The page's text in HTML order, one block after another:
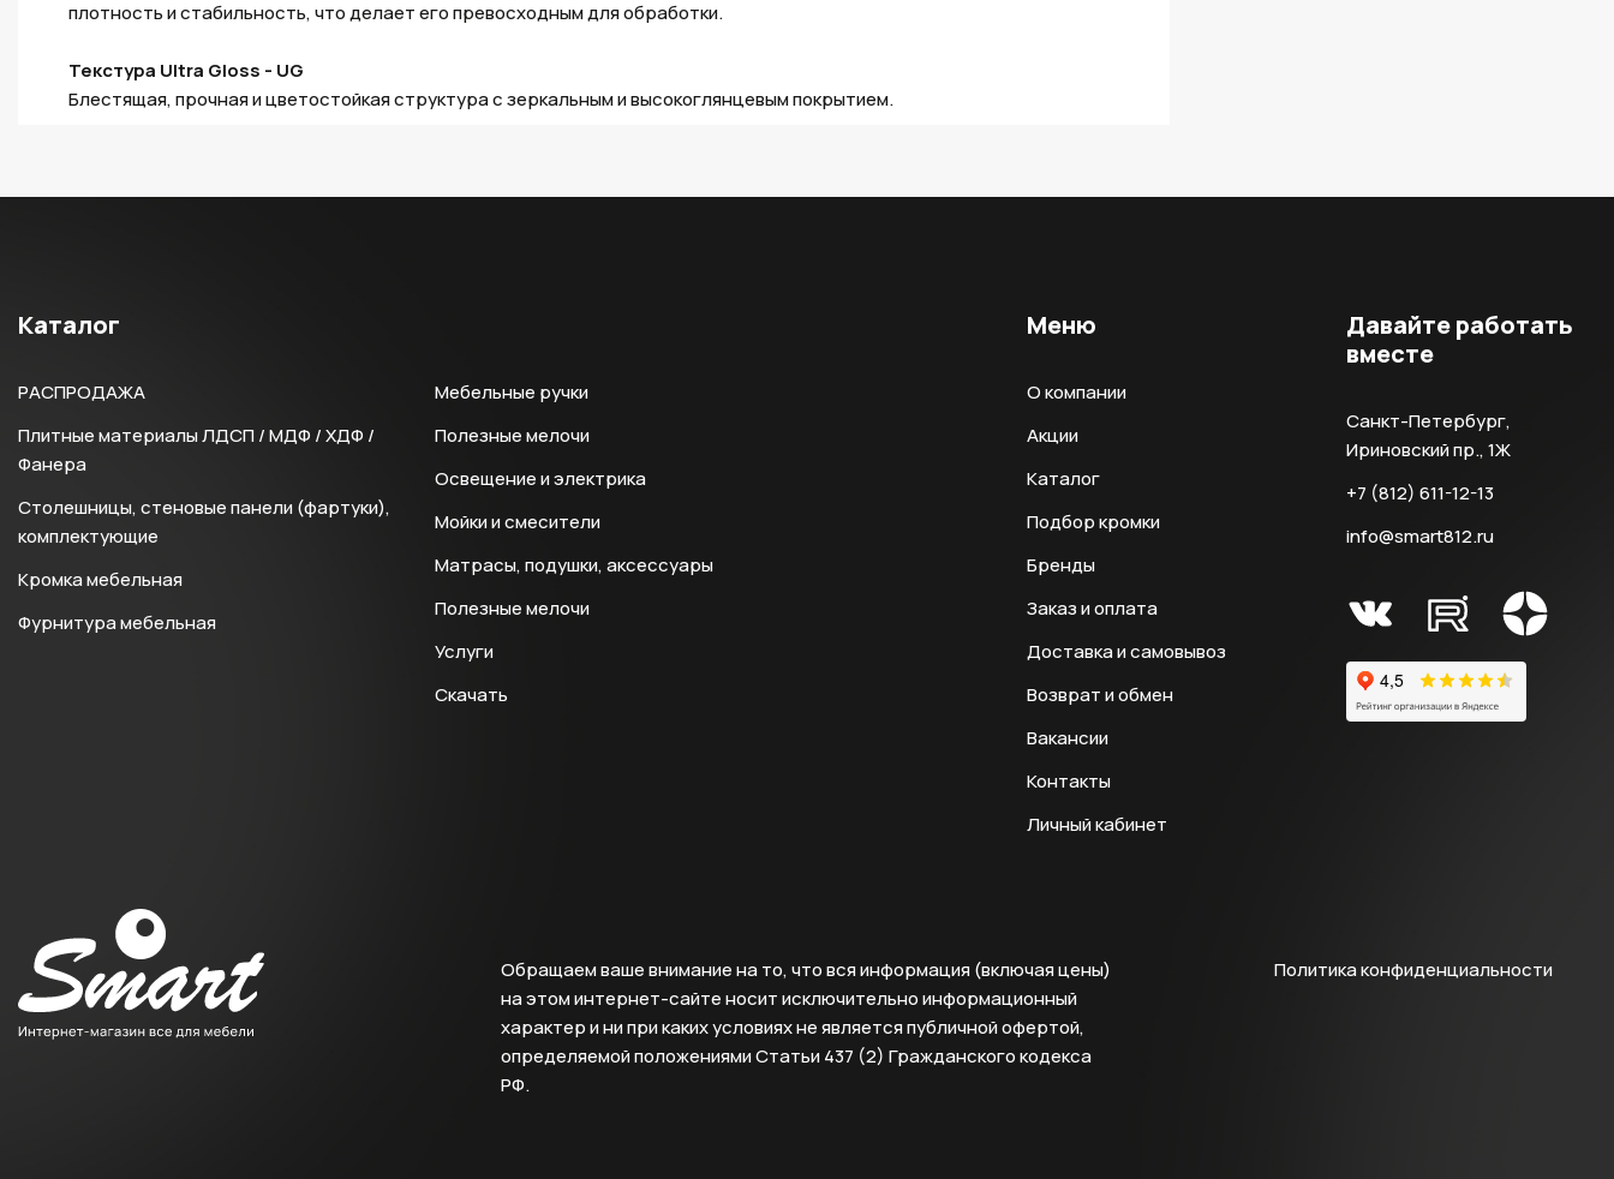
плотность и стабильность, что делает его превосходным для обработки.
Текстура Ultra Gloss - UG
Блестящая, прочная и цветостойкая структура с зеркальным и высокоглянцевым покрытием.
Каталог
РАСПРОДАЖА
Плитные материалы ЛДСП / МДФ / ХДФ /
Фанера
Столешницы, стеновые панели (фартуки),
комплектующие
Кромка мебельная
Фурнитура мебельная
Мебельные ручки
Полезные мелочи
Освещение и электрика
Мойки и смесители
Матрасы, подушки, аксессуары
Полезные мелочи
Услуги
Скачать
Меню
О компании
Акции
Каталог
Подбор кромки
Бренды
Заказ и оплата
Доставка и самовывоз
Возврат и обмен
Вакансии
Контакты
Личный кабинет
Давайте работать
вместе
Санкт-Петербург,
Ириновский пр., 1Ж
+7 (812) 611-12-13
info@smart812.ru
Политика конфиденциальности
Обращаем ваше внимание на то, что вся информация (включая цены)
на этом интернет-сайте носит исключительно информационный
характер и ни при каких условиях не является публичной офертой,
определяемой положениями Статьи 437 (2) Гражданского кодекса
РФ.